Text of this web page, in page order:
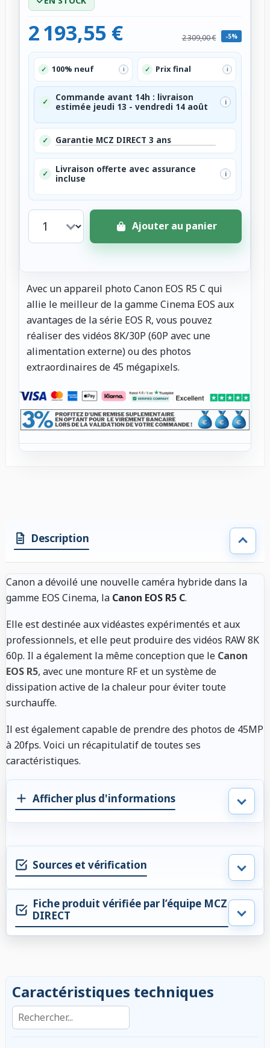
2 193,55 € 2 309,00 € -5%
✓ 100% neuf i ✓ Prix final i
✓
Commande avant 14h : livraison
estimée jeudi 13 - vendredi 14 août
i
✓ Garantie MCZ DIRECT 3 ans
✓
Livraison offerte avec assurance
incluse
i
Ajouter au panier
Avec un appareil photo Canon EOS R5 C qui
allie le meilleur de la gamme Cinema EOS aux
avantages de la série EOS R, vous pouvez
réaliser des vidéos 8K/30P (60P avec une
alimentation externe) ou des photos
extraordinaires de 45 mégapixels.
Description
Canon a dévoilé une nouvelle caméra hybride dans la
gamme EOS Cinema, la Canon EOS R5 C.
Elle est destinée aux vidéastes expérimentés et aux
professionnels, et elle peut produire des vidéos RAW 8K
60p. Il a également la même conception que le Canon
EOS R5, avec une monture RF et un système de
dissipation active de la chaleur pour éviter toute
surchauffe.
Il est également capable de prendre des photos de 45MP
à 20fps. Voici un récapitulatif de toutes ses
caractéristiques.
Afficher plus d'informations
Sources et vérification
Fiche produit vérifiée par l’équipe MCZ
DIRECT
Caractéristiques techniques
Rechercher dans les caractéristiques